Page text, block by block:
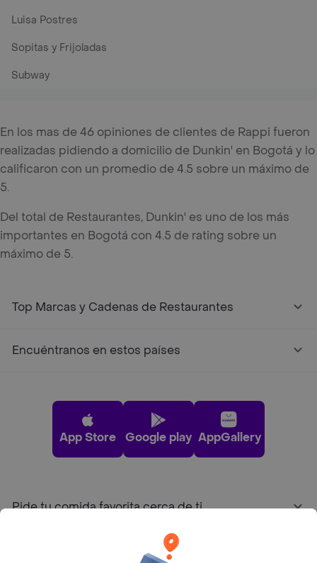
Luisa Postres
Sopitas y Frijoladas
Subway
En los mas de 46 opiniones de clientes de Rappi fueron
realizadas pidiendo a domicilio de Dunkin' en Bogotá y lo
calificaron con un promedio de 4.5 sobre un máximo de
5.
Del total de Restaurantes, Dunkin' es uno de los más
importantes en Bogotá con 4.5 de rating sobre un
máximo de 5.
Top Marcas y Cadenas de Restaurantes
Encuéntranos en estos países
App Store Google play AppGallery
Pide tu comida favorita cerca de ti